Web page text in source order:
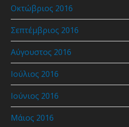
Οκτώβριος 2016
Σεπτέμβριος 2016
Αύγουστος 2016
Ιούλιος 2016
Ιούνιος 2016
Μάιος 2016